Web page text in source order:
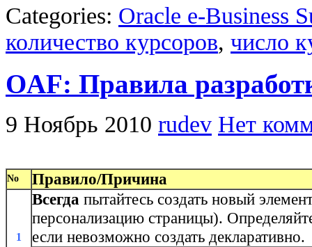
Categories: Oracle e-Business
количество курсоров, число
OAF: Правила
9 Ноябрь 2010 rudev Нет
No Правило/Причина
1
Всегда пытайтесь создать новый
персонализацию страницы).
если невозможно создать декларативно.